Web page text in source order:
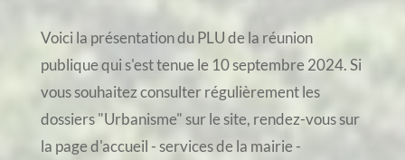
Voici la présentation du PLU de la réunion
publique qui s'est tenue le 10 septembre 2024. Si
vous souhaitez consulter régulièrement les
dossiers "Urbanisme" sur le site, rendez-vous sur
la page d'accueil - services de la mairie -